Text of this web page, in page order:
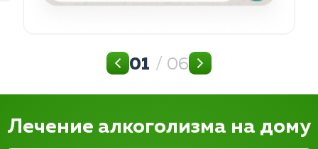
01 / 06
Лечение алкоголизма на дому